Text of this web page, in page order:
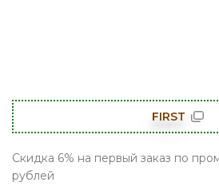
FIRST
Скидка 6% на первый заказ по
рублей